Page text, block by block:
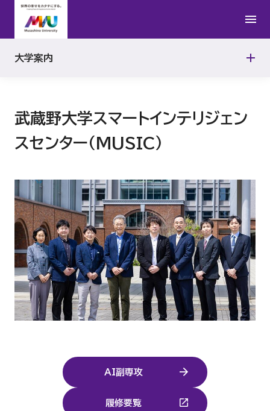
武蔵野大学スマートインテリジェン
スセンター(MUSIC)
AI副専攻
履修要覧
大学案内
学校法人武蔵野大学グランドデザイン
武蔵野大学行動規範
学校法人武蔵野大学DEI推進宣言
ハラスメント防止・対策
産官学・社会との連携
連携協定一覧
自己点検・評価活動
キャンパス
有明キャンパス
情報公開
取得可能学位
教育研究等環境の整備についての方針
校舎等の耐震化率
学生支援に関する方針
大学等の設置に係る設置計画履行状況報告書